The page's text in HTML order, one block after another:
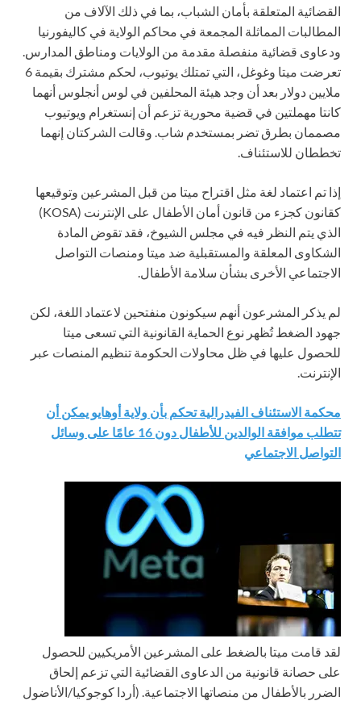
القضائية المتعلقة بأمان الشباب، بما في ذلك الآلاف من
المطالبات المماثلة المجمعة في محاكم الولاية في كاليفورنيا
ودعاوى قضائية منفصلة مقدمة من الولايات ومناطق المدارس.
تعرضت ميتا وغوغل، التي تمتلك يوتيوب، لحكم مشترك بقيمة 6
ملايين دولار بعد أن وجد هيئة المحلفين في لوس أنجلوس أنهما
كانتا مهملتين في قضية محورية تزعم أن إنستغرام ويوتيوب
مصممان بطرق تضر بمستخدم شاب. وقالت الشركتان إنهما
تخططان للاستئناف.
إذا تم اعتماد لغة مثل اقتراح ميتا من قبل المشرعين وتوقيعها
كقانون كجزء من قانون أمان الأطفال على الإنترنت (KOSA)
الذي يتم النظر فيه في مجلس الشيوخ، فقد تقوض المادة
الشكاوى المعلقة والمستقبلية ضد ميتا ومنصات التواصل
الاجتماعي الأخرى بشأن سلامة الأطفال.
لم يذكر المشرعون أنهم سيكونون منفتحين لاعتماد اللغة، لكن
جهود الضغط تُظهر نوع الحماية القانونية التي تسعى ميتا
للحصول عليها في ظل محاولات الحكومة تنظيم المنصات عبر
الإنترنت.
محكمة الاستئناف الفيدرالية تحكم بأن ولاية أوهايو يمكن أن
تتطلب موافقة الوالدين للأطفال دون 16 عامًا على وسائل
التواصل الاجتماعي
لقد قامت ميتا بالضغط على المشرعين الأمريكيين للحصول
على حصانة قانونية من الدعاوى القضائية التي تزعم إلحاق
الضرر بالأطفال من منصاتها الاجتماعية. (أردا كوجوكيا/الأناضول